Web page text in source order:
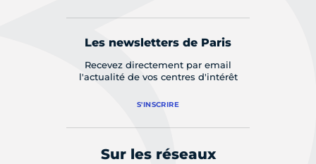
Les newsletters de Paris
Recevez directement par email
l'actualité de vos centres d'intérêt
S'INSCRIRE
Sur les réseaux